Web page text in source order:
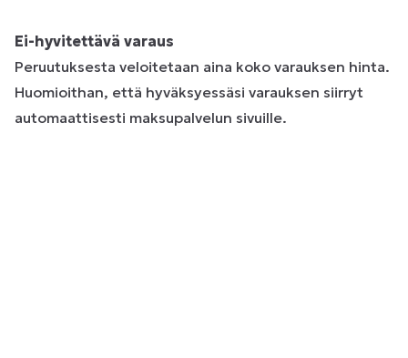
Ei-hyvitettävä varaus
Peruutuksesta veloitetaan aina koko varauksen hinta.
Huomioithan, että hyväksyessäsi varauksen siirryt
automaattisesti maksupalvelun sivuille.